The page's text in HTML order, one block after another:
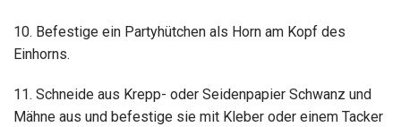
10. Befestige ein Partyhütchen als Horn am Kopf des
Einhorns.
11. Schneide aus Krepp- oder Seidenpapier Schwanz und
Mähne aus und befestige sie mit Kleber oder einem Tacker